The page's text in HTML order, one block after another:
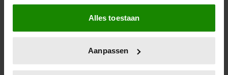
Als u het toestaat, willen we ook graag:
Informatie verzamelen over uw geografische
locatie, die tot een paar meter nauwkeurig kan zijn
scannen op specifieke eigenschappen (fingerprinting)
Alles toestaan
Aanpassen